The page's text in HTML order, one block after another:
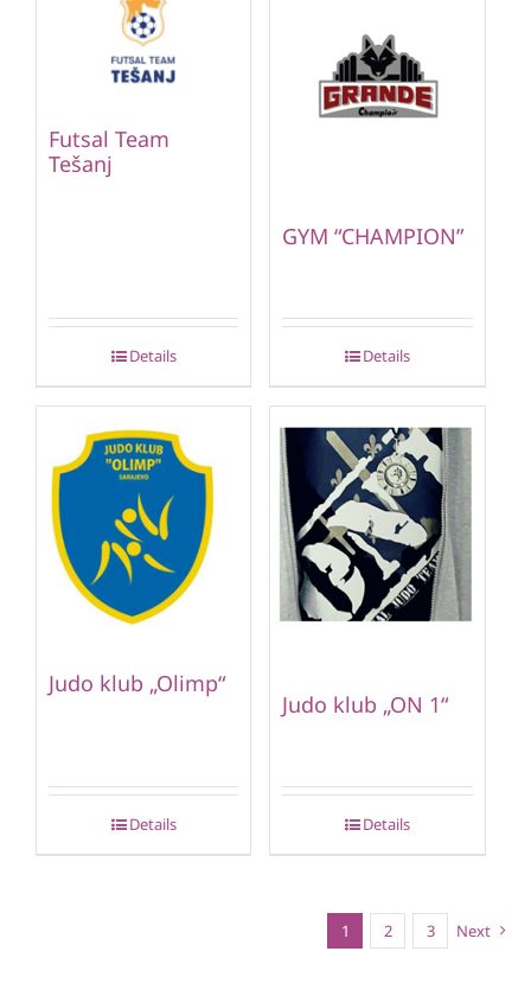
Futsal Team
Tešanj
Details
GYM “CHAMPION”
Details
Judo klub „Olimp“
Details
Judo klub „ON 1“
Details
1 2 3 Next